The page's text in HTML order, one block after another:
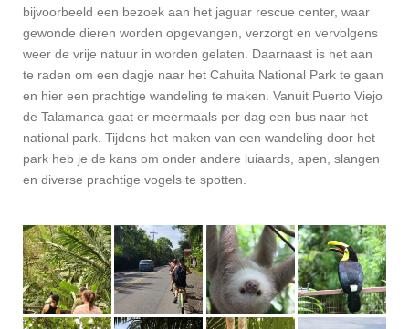
bijvoorbeeld een bezoek aan het jaguar rescue center, waar
gewonde dieren worden opgevangen, verzorgt en vervolgens
weer de vrije natuur in worden gelaten. Daarnaast is het aan
te raden om een dagje naar het Cahuita National Park te gaan
en hier een prachtige wandeling te maken. Vanuit Puerto Viejo
de Talamanca gaat er meermaals per dag een bus naar het
national park. Tijdens het maken van een wandeling door het
park heb je de kans om onder andere luiaards, apen, slangen
en diverse prachtige vogels te spotten.